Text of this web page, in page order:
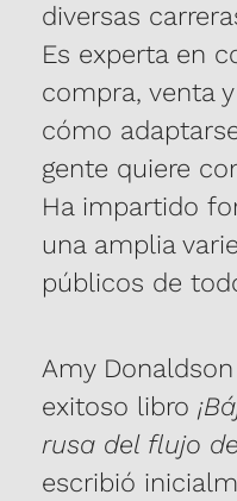
diversas
Es experta en
compra, venta
cómo
gente quiere
Ha impartido
una amplia
públicos de
Amy
exitoso libro
rusa del flujo
escribió